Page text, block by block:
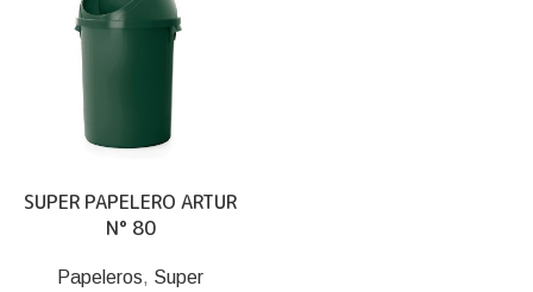
SUPER PAPELERO ARTUR
N° 80
Papeleros, Super